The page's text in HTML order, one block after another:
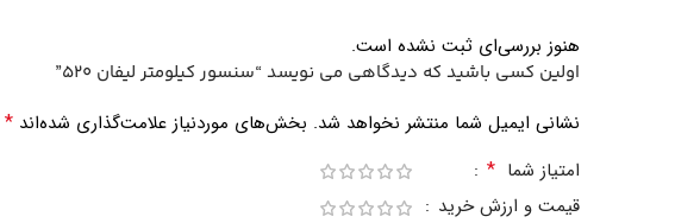
هنوز بررسی‌ای ثبت نشده است.
اولین کسی باشید که دیدگاهی می نویسد “سنسور کیلومتر لیفان 520”
نشانی ایمیل شما منتشر نخواهد شد. بخش‌های موردنیاز علامت‌گذاری شده‌اند *
امتیاز شما *
قیمت و ارزش خرید